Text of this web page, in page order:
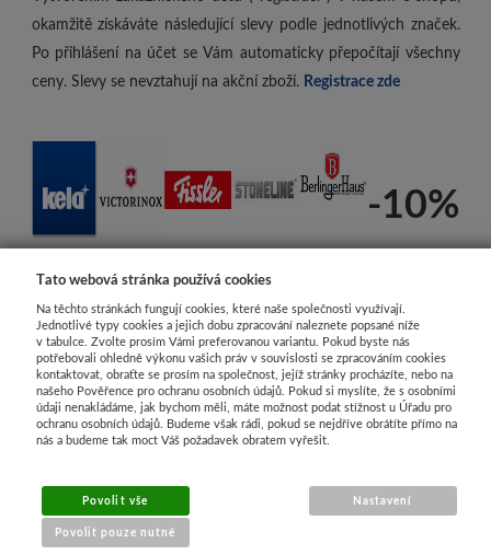
okamžitě získáváte následující slevy podle jednotlivých značek.
Po přihlášení na účet se Vám automaticky přepočítají všechny
ceny. Slevy se nevztahují na akční zboží. Registrace zde
-10%
www.Honor Store.cz - e-shop nádobí a kuchyňské potřeby
Tato webová stránka používá cookies
Na těchto stránkách fungují cookies, které naše společnosti využívají.
Jednotlivé typy cookies a jejich dobu zpracování naleznete popsané níže
v tabulce. Zvolte prosím Vámi preferovanou variantu. Pokud byste nás
potřebovali ohledně výkonu vašich práv v souvislosti se zpracováním cookies
kontaktovat, obraťte se prosím na společnost, jejíž stránky procházíte, nebo na
našeho Pověřence pro ochranu osobních údajů. Pokud si myslíte, že s osobními
údaji nenakládáme, jak bychom měli, máte možnost podat stížnost u Úřadu pro
ochranu osobních údajů. Budeme však rádi, pokud se nejdříve obrátíte přímo na
nás a budeme tak moct Váš požadavek obratem vyřešit.
Povolit vše
Povolit pouze nutné
Nastavení